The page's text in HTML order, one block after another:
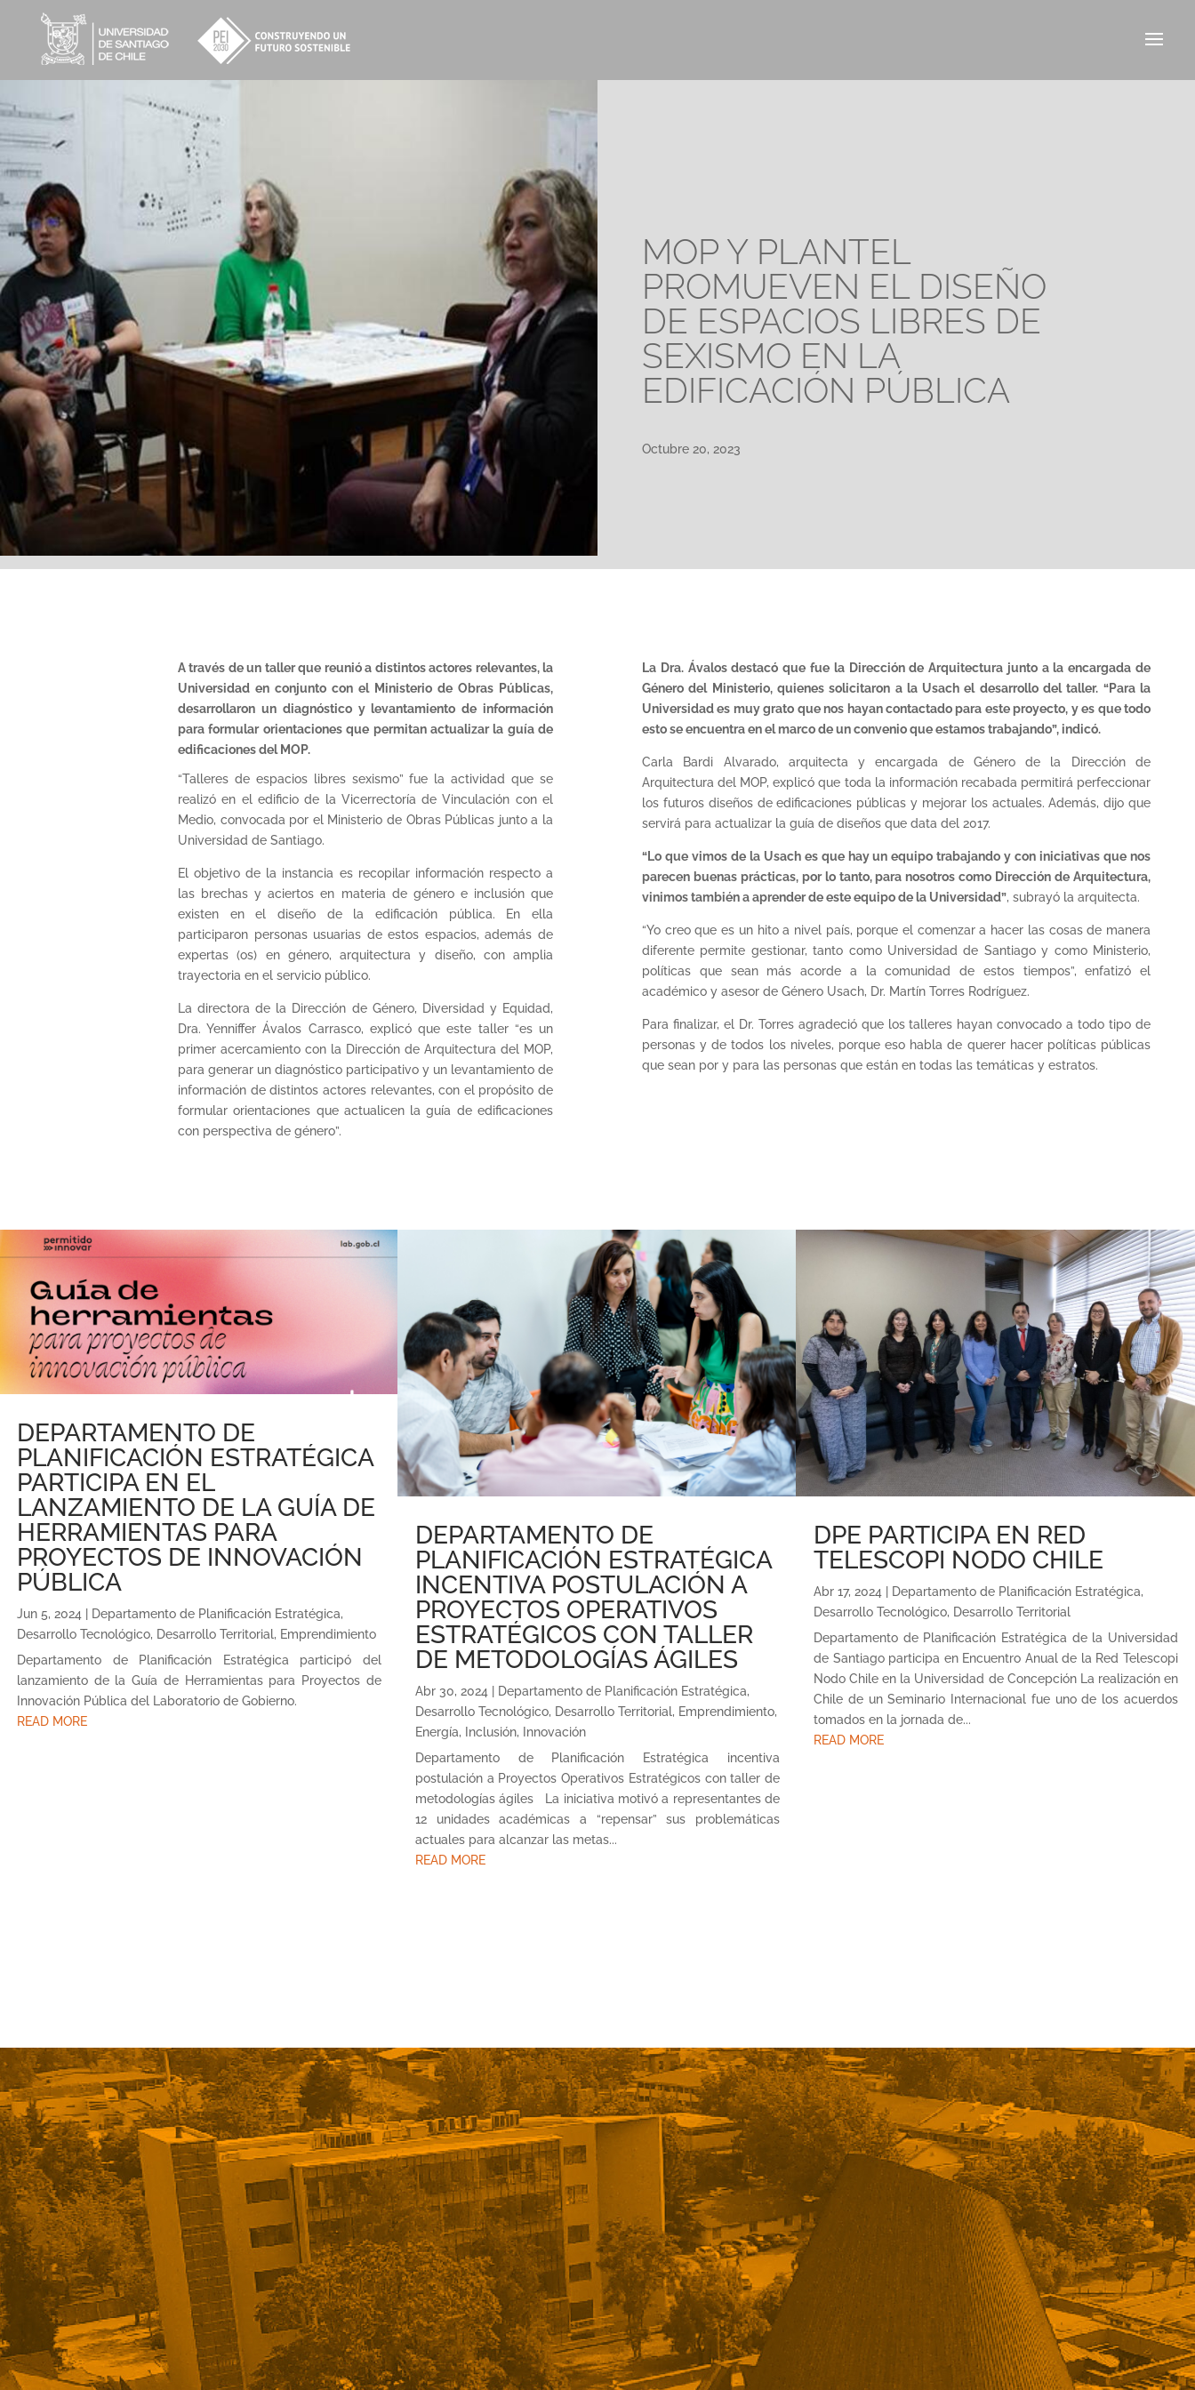
MOP Y PLANTEL
PROMUEVEN EL DISEÑO
DE ESPACIOS LIBRES DE
SEXISMO EN LA
EDIFICACIÓN PÚBLICA
Octubre 20, 2023
A través de un taller que reunió a distintos actores relevantes, la
Universidad en conjunto con el Ministerio de Obras Públicas,
desarrollaron un diagnóstico y levantamiento de información
para formular orientaciones que permitan actualizar la guía de
edificaciones del MOP.
“Talleres de espacios libres sexismo” fue la actividad que se
realizó en el edificio de la Vicerrectoría de Vinculación con el
Medio, convocada por el Ministerio de Obras Públicas junto a la
Universidad de Santiago.
El objetivo de la instancia es recopilar información respecto a
las brechas y aciertos en materia de género e inclusión que
existen en el diseño de la edificación pública. En ella
participaron personas usuarias de estos espacios, además de
expertas (os) en género, arquitectura y diseño, con amplia
trayectoria en el servicio público.
La directora de la Dirección de Género, Diversidad y Equidad,
Dra. Yenniffer Ávalos Carrasco, explicó que este taller “es un
primer acercamiento con la Dirección de Arquitectura del MOP,
para generar un diagnóstico participativo y un levantamiento de
información de distintos actores relevantes, con el propósito de
formular orientaciones que actualicen la guía de edificaciones
con perspectiva de género”.
La Dra. Ávalos destacó que fue la Dirección de Arquitectura junto a la encargada de
Género del Ministerio, quienes solicitaron a la Usach el desarrollo del taller. “Para la
Universidad es muy grato que nos hayan contactado para este proyecto, y es que todo
esto se encuentra en el marco de un convenio que estamos trabajando”, indicó.
Carla Bardi Alvarado, arquitecta y encargada de Género de la Dirección de
Arquitectura del MOP, explicó que toda la información recabada permitirá perfeccionar
los futuros diseños de edificaciones públicas y mejorar los actuales. Además, dijo que
servirá para actualizar la guía de diseños que data del 2017.
“Lo que vimos de la Usach es que hay un equipo trabajando y con iniciativas que nos
parecen buenas prácticas, por lo tanto, para nosotros como Dirección de Arquitectura,
vinimos también a aprender de este equipo de la Universidad”, subrayó la arquitecta.
“Yo creo que es un hito a nivel país, porque el comenzar a hacer las cosas de manera
diferente permite gestionar, tanto como Universidad de Santiago y como Ministerio,
políticas que sean más acorde a la comunidad de estos tiempos”, enfatizó el
académico y asesor de Género Usach, Dr. Martín Torres Rodríguez.
Para finalizar, el Dr. Torres agradeció que los talleres hayan convocado a todo tipo de
personas y de todos los niveles, porque eso habla de querer hacer políticas públicas
que sean por y para las personas que están en todas las temáticas y estratos.
DEPARTAMENTO DE
PLANIFICACIÓN ESTRATÉGICA
PARTICIPA EN EL
LANZAMIENTO DE LA GUÍA DE
HERRAMIENTAS PARA
PROYECTOS DE INNOVACIÓN
PÚBLICA
Jun 5, 2024 Departamento de Planificación Estratégica,
Desarrollo Tecnológico, Desarrollo Territorial, Emprendimiento
Departamento de Planificación Estratégica participó del
lanzamiento de la Guía de Herramientas para Proyectos de
Innovación Pública del Laboratorio de Gobierno.
READ MORE
DEPARTAMENTO DE
PLANIFICACIÓN ESTRATÉGICA
INCENTIVA POSTULACIÓN A
PROYECTOS OPERATIVOS
ESTRATÉGICOS CON TALLER
DE METODOLOGÍAS ÁGILES
Abr 30, 2024 Departamento de Planificación Estratégica,
Desarrollo Tecnológico, Desarrollo Territorial, Emprendimiento,
Energía, Inclusión,
Innovación
Departamento de Planificación Estratégica incentiva
postulación a Proyectos Operativos Estratégicos con taller de
metodologías ágiles La iniciativa motivó a representantes de
12 unidades académicas a “repensar” sus problemáticas
actuales para alcanzar las metas...
READ MORE
DPE PARTICIPA EN RED
TELESCOPI NODO CHILE
Abr 17, 2024 Departamento de Planificación Estratégica,
Desarrollo Tecnológico, Desarrollo Territorial
Departamento de Planificación Estratégica de la Universidad
de Santiago participa en Encuentro Anual de la Red Telescopi
Nodo Chile en la Universidad de Concepción La realización en
Chile de un Seminario Internacional fue uno de los acuerdos
tomados en la jornada de...
READ MORE